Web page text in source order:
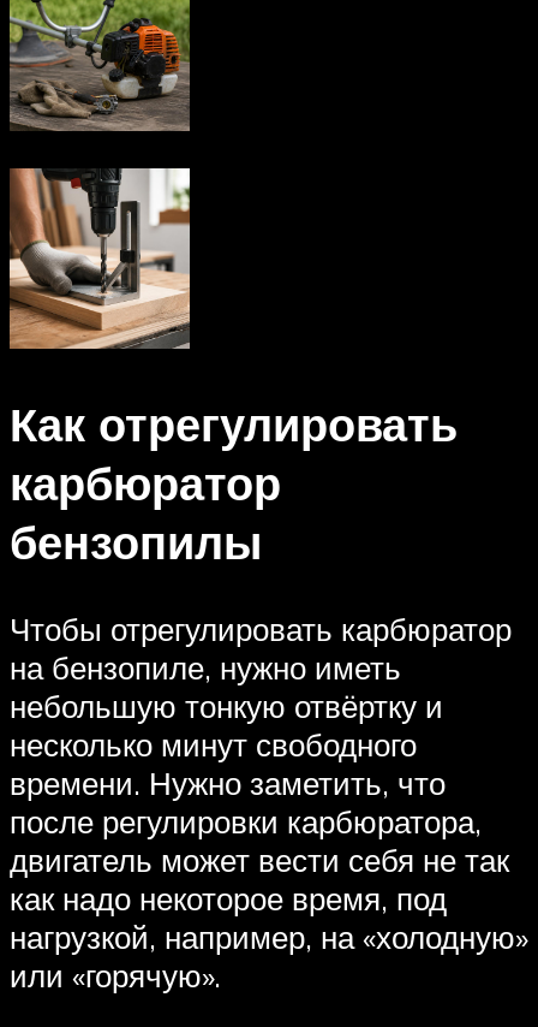
Как отрегулировать
карбюратор
бензопилы
Чтобы отрегулировать карбюратор
на бензопиле, нужно иметь
небольшую тонкую отвёртку и
несколько минут свободного
времени. Нужно заметить, что
после регулировки карбюратора,
двигатель может вести себя не так
как надо некоторое время, под
нагрузкой, например, на «холодную»
или «горячую».